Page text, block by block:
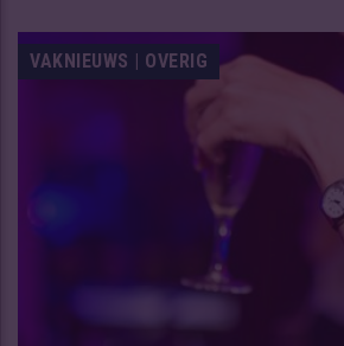
VAKNIEUWS | OVERIG